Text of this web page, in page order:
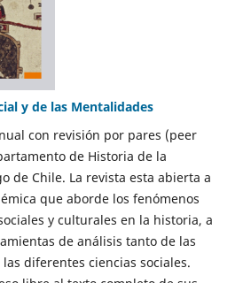
y de las Mentalidades
con revisión por pares (peer
de Historia de la
de Chile. La revista esta abierta a
que aborde los fenómenos
y culturales en la historia, a
de análisis tanto de las
diferentes ciencias sociales.